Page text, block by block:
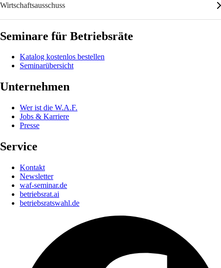
Wirtschaftsausschuss
Seminare für Betriebsräte
Katalog kostenlos bestellen
Seminarübersicht
Unternehmen
Wer ist die W.A.F.
Jobs & Karriere
Presse
Service
Kontakt
Newsletter
waf-seminar.de
betriebsrat.ai
betriebsratswahl.de